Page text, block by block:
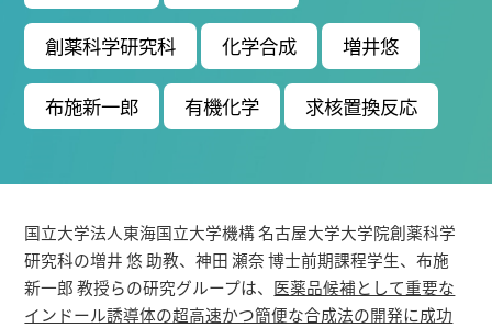
Research VIDEOS
Researchers' VOICE
名古屋大学基金
研究者総覧
創薬科学研究科 化学合成 増井悠
布施新一郎 有機化学 求核置換反応
国立大学法人東海国立大学機構 名古屋大学大学院創薬科学
研究科の増井 悠 助教、神田 瀬奈 博士前期課程学生、布施
新一郎 教授らの研究グループは、 医薬品候補として重要な
インドール誘導体の超高速かつ簡便な合成法の開発に成功